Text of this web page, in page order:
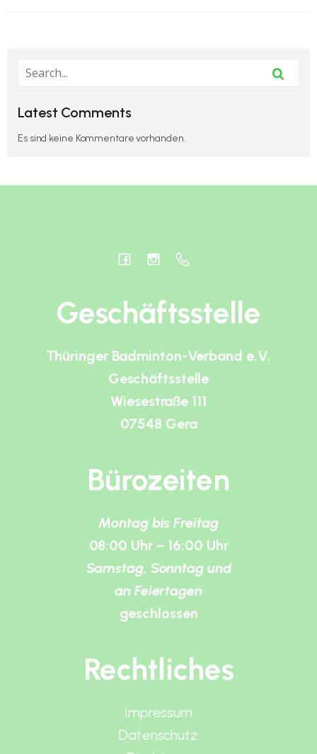
Latest Comments
Es sind keine Kommentare vorhanden.
Geschäftsstelle
Thüringer Badminton-Verband e.V.
Geschäftsstelle
Wiesestraße 111
07548 Gera
Bürozeiten
Montag bis Freitag
08:00 Uhr – 16:00 Uhr
Samstag, Sonntag und
an Feiertagen
geschlossen
Rechtliches
Impressum
Datenschutz